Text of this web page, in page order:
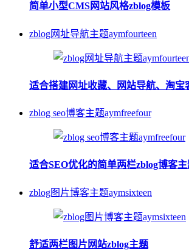
简单小型CMS网站风格zblog模板
zblog网址导航主题aymfourteen
适合搭建网址收藏、网站导航、淘宝
zblog seo博客主题aymfreefour
适合SEO优化的简单两栏zblog博客
zblog图片博客主题aymsixteen
舒适两栏图片网站zblog主题